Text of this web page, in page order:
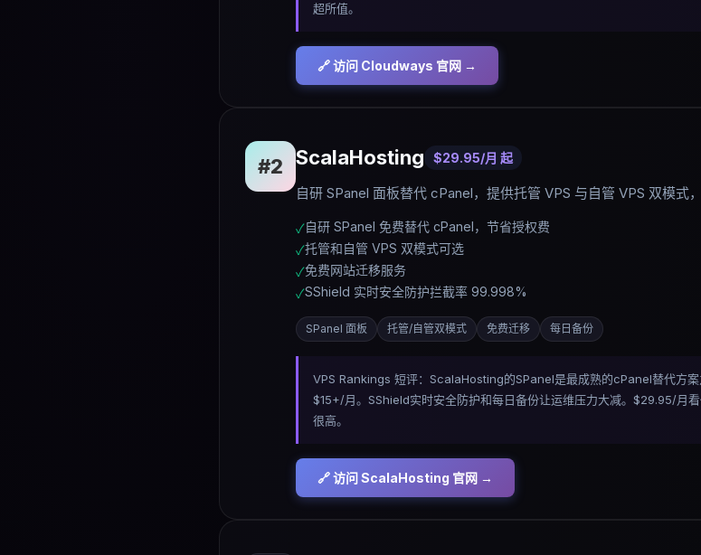
超所值。
🔗 访问 Cloudways 官网 →
#2 ScalaHosting $29.95/月 起
自研 SPanel 面板替代 cPanel，提供托管 VPS 与自管 VPS 双模式
✓自研 SPanel 免费替代 cPanel，节省授权费
✓托管和自管 VPS 双模式可选
✓免费网站迁移服务
✓SShield 实时安全防护拦截率 99.998%
SPanel 面板 托管/自管双模式 免费迁移 每日备份
VPS Rankings 短评：ScalaHosting的SPanel是最成熟的cPanel替代方
$15+/月。SShield实时安全防护和每日备份让运维压力大减。$29.95/月
很高。
🔗 访问 ScalaHosting 官网 →